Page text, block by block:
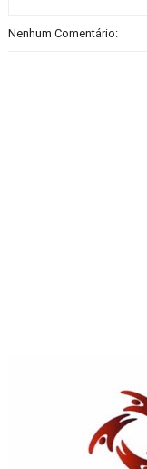
Nenhum Comentário: